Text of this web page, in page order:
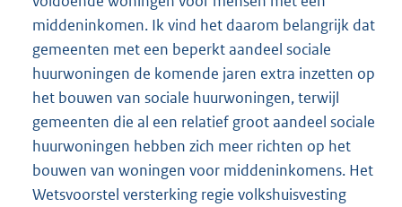
middeninkomen. Ik vind het daarom belangrijk dat
gemeenten met een beperkt aandeel sociale
huurwoningen de komende jaren extra inzetten op
het bouwen van sociale huurwoningen, terwijl
gemeenten die al een relatief groot aandeel sociale
huurwoningen hebben zich meer richten op het
bouwen van woningen voor middeninkomens. Het
Wetsvoorstel versterking regie volkshuisvesting